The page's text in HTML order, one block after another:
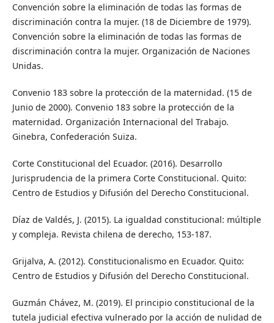
Convención sobre la eliminación de todas las formas de
discriminación contra la mujer. (18 de Diciembre de 1979).
Convención sobre la eliminación de todas las formas de
discriminación contra la mujer. Organización de Naciones
Unidas.
Convenio 183 sobre la protección de la maternidad. (15 de
Junio de 2000). Convenio 183 sobre la protección de la
maternidad. Organización Internacional del Trabajo.
Ginebra, Confederación Suiza.
Corte Constitucional del Ecuador. (2016). Desarrollo
Jurisprudencia de la primera Corte Constitucional. Quito:
Centro de Estudios y Difusión del Derecho Constitucional.
Díaz de Valdés, J. (2015). La igualdad constitucional: múltiple
y compleja. Revista chilena de derecho, 153-187.
Grijalva, A. (2012). Constitucionalismo en Ecuador. Quito:
Centro de Estudios y Difusión del Derecho Constitucional.
Guzmán Chávez, M. (2019). El principio constitucional de la
tutela judicial efectiva vulnerado por la acción de nulidad de